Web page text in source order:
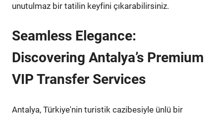
unutulmaz bir tatilin keyfini çıkarabilirsiniz.
Seamless Elegance:
Discovering Antalya’s Premium
VIP Transfer Services
Antalya, Türkiye'nin turistik cazibesiyle ünlü bir